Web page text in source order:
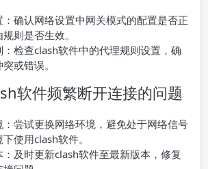
确认网络设置中网关模式的配置是否正
则是否生效。
检查clash软件中的代理规则设置，确
或错误。
软件频繁断开连接的问题
尝试更换网络环境，避免处于网络信号
使用clash软件。
及时更新clash软件至最新版本，修复